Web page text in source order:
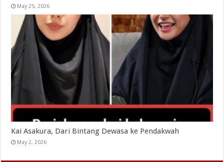
May 25, 2026
Kai Asakura, Dari Bintang Dewasa ke Pendakwah
May 2, 2026